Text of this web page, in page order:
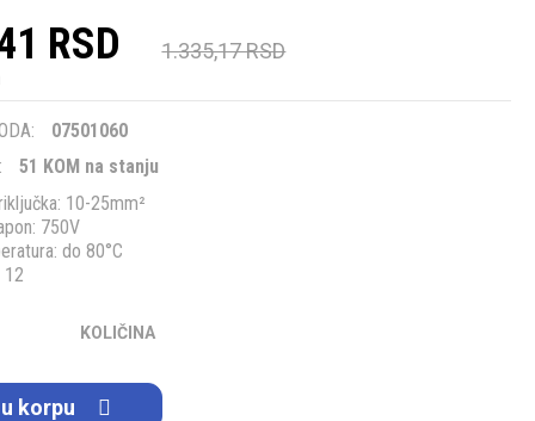
RSD 1.335,17 RSD
07501060
51 KOM na stanju
10-25mm²
750V
do 80°C
12
KOLIČINA
korpu